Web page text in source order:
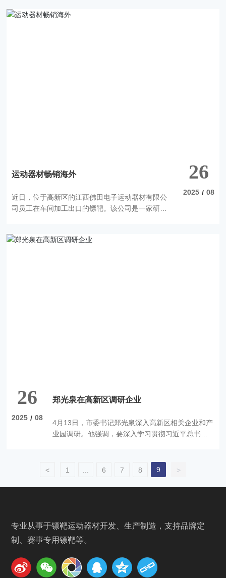
特色化发展、专业化运营、精细化管理，省体育局
运动器材畅销海外
近日，位于高新区的江西佛田电子运动器材有限公
司员工在车间加工出口的镖靶。该公司是一家研发
主要出口欧美和日本等地，在镖靶行业产品中占据7
26
2025 / 08
郑光泉在高新区调研企业
4月13日，市委书记郑光泉深入高新区相关企业和产
业园调研。他强调，要深入学习贯彻习近平总书记
动计划，加快推动产业转型升级，用心用情、高质
高效助企发展，为加快打造新型工业强市注入强劲
动力。
26
2025 / 08
< 1 6 7 8 9 >
专业从事于镖靶运动器材开发、生产制造，支持品牌定
制、赛事专用镖靶等。